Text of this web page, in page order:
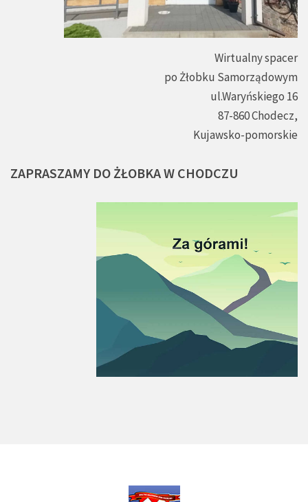
Wirtualny spacer
po Żłobku Samorządowym
ul.Waryńskiego 16
87-860 Chodecz,
Kujawsko-pomorskie
ZAPRASZAMY DO ŻŁOBKAW CHODCZU